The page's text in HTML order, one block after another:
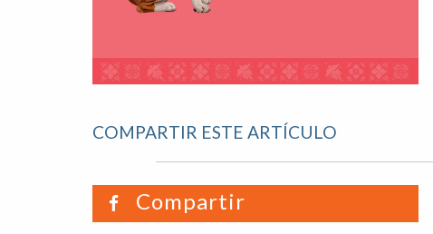
COMPARTIR ESTE ARTÍCULO
Compartir